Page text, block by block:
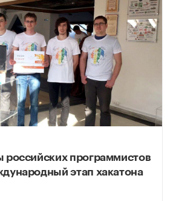
программистов
этап хакатона